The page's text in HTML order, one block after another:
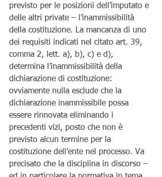
previsto per le posizioni dell’imputato e
delle altri private – l’inammissibilità
della costituzione. La mancanza di uno
dei requisiti indicati nel citato art. 39,
comma 2, lett. a), b), c) e d),
determina l’inammissibilità della
dichiarazione di costituzione:
ovviamente nulla esclude che la
dichiarazione inammissibile possa
essere rinnovata eliminando i
precedenti vizi, posto che non è
previsto alcun termine per la
costituzione dell’ente nel processo. Va
precisato che la disciplina in discorso –